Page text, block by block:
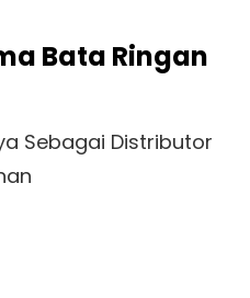
Bata Ringan
Sebagai Distributor